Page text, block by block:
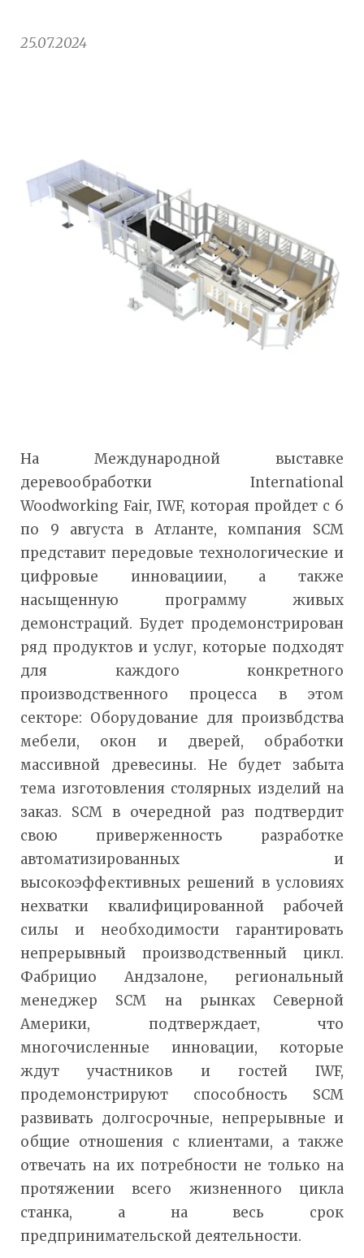
25.07.2024
На Международной выставке
деревообработки International
Woodworking Fair, IWF, которая пройдет с 6
по 9 августа в Атланте, компания SCM
представит передовые технологические и
цифровые инновациии, а также
насыщенную программу живых
демонстраций. Будет продемонстрирован
ряд продуктов и услуг, которые подходят
для каждого конкретного
производственного процесса в этом
секторе: Оборудование для произвбдства
мебели, окон и дверей, обработки
массивной древесины. Не будет забыта
тема изготовления столярных изделий на
заказ. SCM в очередной раз подтвердит
свою приверженность разработке
автоматизированных и
высокоэффективных решений в условиях
нехватки квалифицированной рабочей
силы и необходимости гарантировать
непрерывный производственный цикл.
Фабрицио Андзалоне, региональный
менеджер SCM на рынках Северной
Америки, подтверждает, что
многочисленные инновации, которые
ждут участников и гостей IWF,
продемонстрируют способность SCM
развивать долгосрочные, непрерывные и
общие отношения с клиентами, а также
отвечать на их потребности не только на
протяжении всего жизненного цикла
станка, а на весь срок
предпринимательской деятельности.